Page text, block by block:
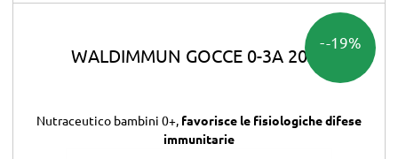
-19%
WALDIMMUN GOCCE 0-3A 20ml
Nutraceutico bambini 0+, favorisce le fisiologiche difese
immunitarie